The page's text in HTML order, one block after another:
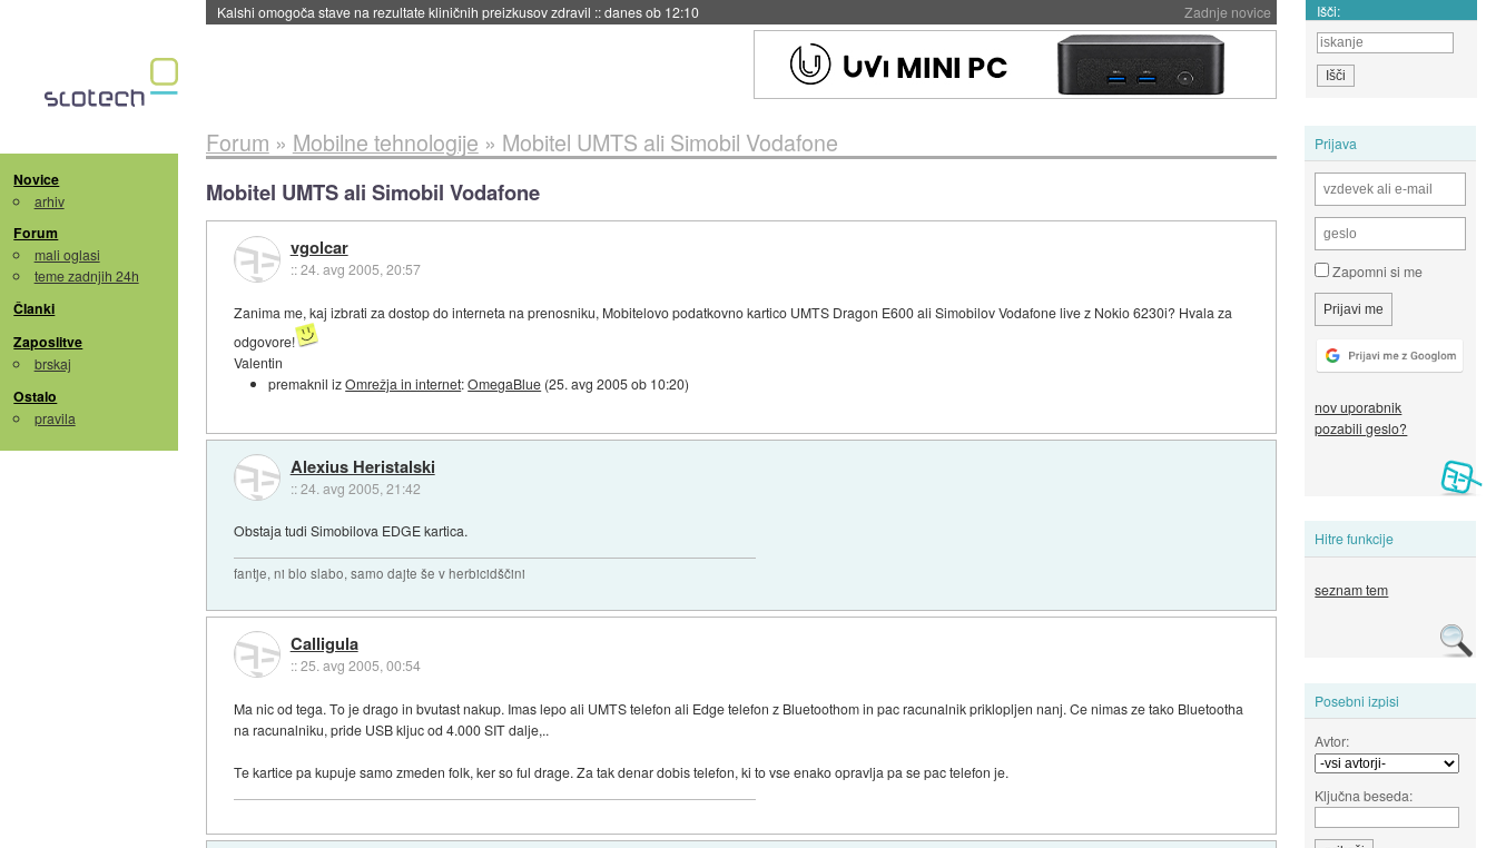
Zadnje novice
Sandisk že prodal več kot polovico SSD-jev za naslednji dve leti::danes ob 11:37 Išči:
Novice
arhiv
Forum
mali oglasi
teme zadnjih 24h
Članki
Zaposlitve
brskaj
Ostalo
pravila
Prijava
Zapomni si me
nov uporabnik
pozabili geslo?
Hitre funkcije
seznam tem
Posebni izpisi
Avtor:
Ključna beseda:
Forum » Mobilne tehnologije » Mobitel UMTS ali Simobil Vodafone
Mobitel UMTS ali Simobil Vodafone
vgolcar
::24. avg 2005, 20:57
Zanima me, kaj izbrati za dostop do interneta na prenosniku, Mobitelovo podatkovno kartico UMTS Dragon E600 ali Simobilov Vodafone live z Nokio 6230i? Hvala za
odgovore!
Valentin
premaknil izOmrežja in internet:OmegaBlue (25. avg 2005 ob 10:20)
Alexius Heristalski
::24. avg 2005, 21:42
Obstaja tudi Simobilova EDGE kartica.
fantje, ni blo slabo, samo dajte še v herbicidščini
Calligula
::25. avg 2005, 00:54
Ma nic od tega. To je drago in bvutast nakup. Imas lepo ali UMTS telefon ali Edge telefon z Bluetoothom in pac racunalnik priklopljen nanj. Ce nimas ze tako Bluetootha
na racunalniku, pride USB kljuc od 4.000 SIT dalje,..
Te kartice pa kupuje samo zmeden folk, ker so ful drage. Za tak denar dobis telefon, ki to vse enako opravlja pa se pac telefon je.